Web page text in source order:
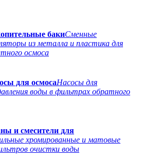
бакиСменные
из металла и пластика для
осмоса
для осмосаНасосы для
воды в фильтрах обратного
и смесители для
хромированные и матовые
очистки воды